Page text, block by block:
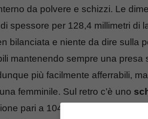
da polvere e schizzi. Le
spessore per 128,4 millimetri di
bilanciata e niente da dire sulla
mantenendo sempre una presa
più facilmente afferrabili,
femminile. Sul retro c’è uno
pari a 1040k punti con